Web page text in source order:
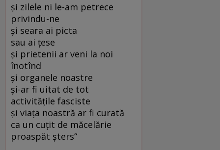
şi zilele ni le-am petrece
privindu-ne
şi seara ai picta
sau ai ţese
şi prietenii ar veni la noi
înotînd
şi organele noastre
şi-ar fi uitat de tot
activităţile fasciste
şi viaţa noastră ar fi curată
ca un cuţit de măcelărie
proaspăt şters“